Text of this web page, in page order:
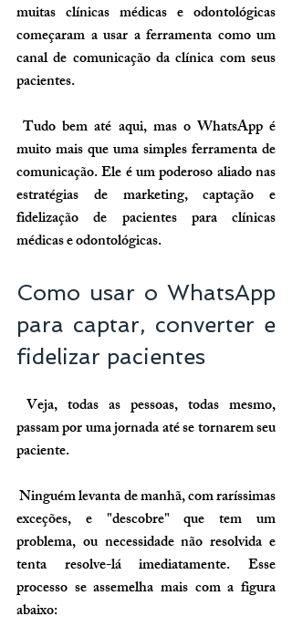
muitas clínicas médicas e odontológicas
começaram a usar a ferramenta como um
canal de comunicação da clínica com seus
pacientes.
Tudo bem até aqui, mas o WhatsApp é
muito mais que uma simples ferramenta de
comunicação. Ele é um poderoso aliado nas
estratégias de marketing, captação e
fidelização de pacientes para clínicas
médicas e odontológicas.
Como usar o WhatsApp
para captar, converter e
fidelizar pacientes
passam por uma jornada até se tornarem seu
paciente.
Ninguém levanta de manhã, com raríssimas
exceções, e "descobre" que tem um
problema, ou necessidade não resolvida e
tenta resolve-lá imediatamente. Esse
processo se assemelha mais com a figura
abaixo: